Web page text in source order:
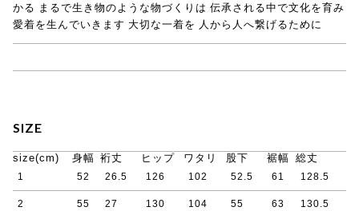
かる まるで生き物のような物づくりは 伝承される中で文化を育み
愛着を生んでいきます 大切な一着を 人から人へ繋げるために
SIZE
size(cm) 身幅 裄丈 ヒップ ワタリ 股下 裾幅 総丈
1 52 26.5 126 102 52.5 61 128.5
2 55 27 130 104 55 63 130.5